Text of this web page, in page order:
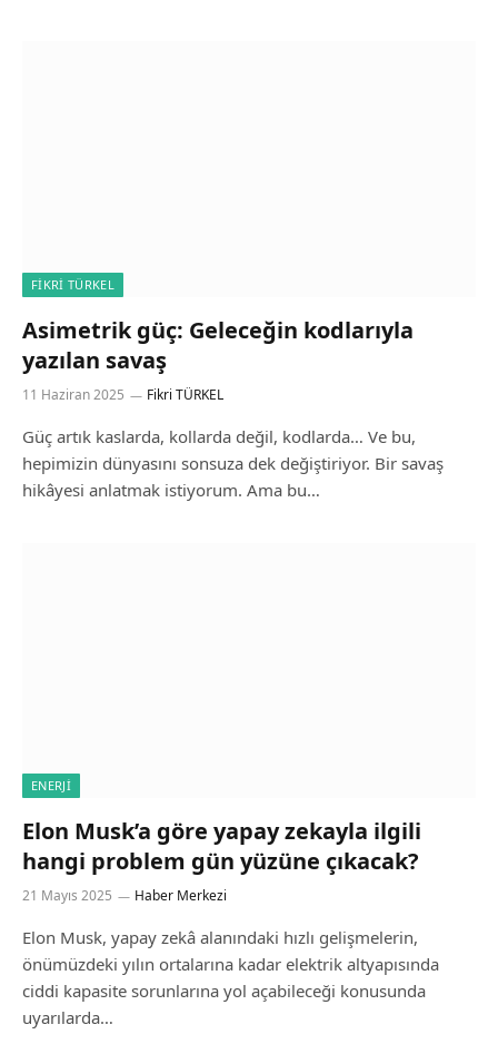
FIKRI TÜRKEL
Asimetrik güç: Geleceğin kodlarıyla
yazılan savaş
11 Haziran 2025 Fikri TÜRKEL
Güç artık kaslarda, kollarda değil, kodlarda… Ve bu,
hepimizin dünyasını sonsuza dek değiştiriyor. Bir savaş
hikâyesi anlatmak istiyorum. Ama bu…
ENERJI
Elon Musk’a göre yapay zekayla ilgili
hangi problem gün yüzüne çıkacak?
21 Mayıs 2025 Haber Merkezi
Elon Musk, yapay zekâ alanındaki hızlı gelişmelerin,
önümüzdeki yılın ortalarına kadar elektrik altyapısında
ciddi kapasite sorunlarına yol açabileceği konusunda
uyarılarda…